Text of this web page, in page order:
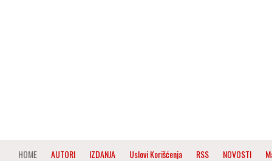
HOME AUTORI IZDANJA Uslovi Korišćenja RSS NOVOSTI